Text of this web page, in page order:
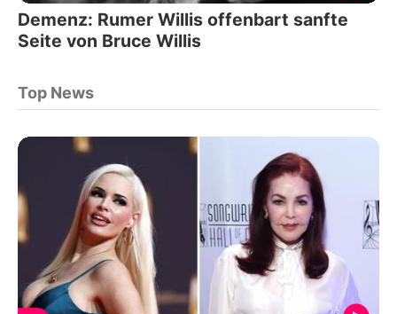
Demenz: Rumer Willis offenbart sanfte
Seite von Bruce Willis
Top News